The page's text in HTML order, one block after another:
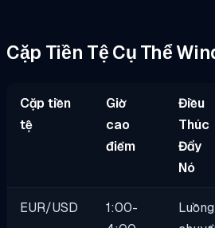
Cặp Tiền Tệ Cụ Thể
Cặp tiền
tệ
Giờ
cao
điểm
Điều
Thúc
Đẩy
Nó
EUR/USD
1:00-
Luồng